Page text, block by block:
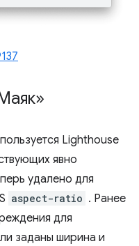
Lighthouse
явно
удалено для
aspect-ratio . Ранее
для
заданы ширина и